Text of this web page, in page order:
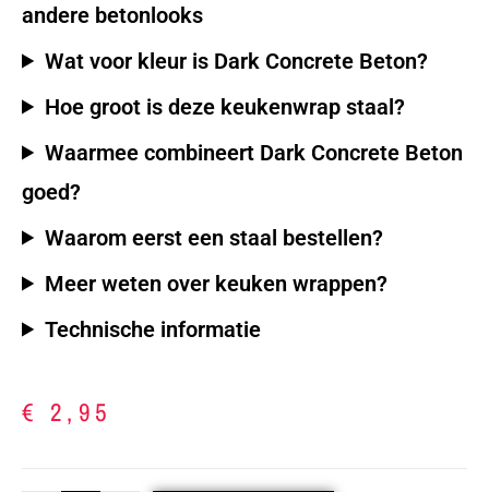
andere betonlooks
Wat voor kleur is Dark Concrete Beton?
Hoe groot is deze keukenwrap staal?
Waarmee combineert Dark Concrete Beton
goed?
Waarom eerst een staal bestellen?
Meer weten over keuken wrappen?
Technische informatie
€ 2,95